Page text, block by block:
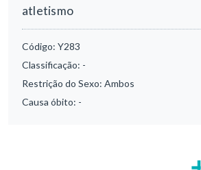
atletismo
Código: Y283
Classificação: -
Restrição do Sexo: Ambos
Causa óbito: -